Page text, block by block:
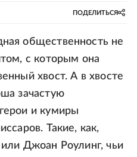
ПОДЕЛИТЬСЯ
общественность не
с которым она
хвост. А в хвосте
зачастую
и кумиры
Такие, как,
Джоан Роулинг, чьи